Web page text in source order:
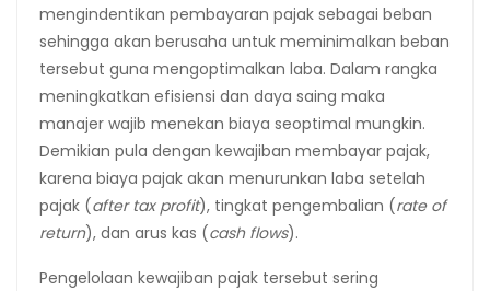
mengindentikan pembayaran pajak sebagai beban
sehingga akan berusaha untuk meminimalkan beban
tersebut guna mengoptimalkan laba. Dalam rangka
meningkatkan efisiensi dan daya saing maka
manajer wajib menekan biaya seoptimal mungkin.
Demikian pula dengan kewajiban membayar pajak,
karena biaya pajak akan menurunkan laba setelah
pajak (after tax profit), tingkat pengembalian (rate of
return), dan arus kas (cash flows).
Pengelolaan kewajiban pajak tersebut sering